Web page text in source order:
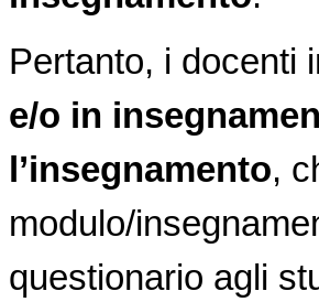
Pertanto, i docenti
e/o in
l’insegnamento,
modulo/
questionario agli